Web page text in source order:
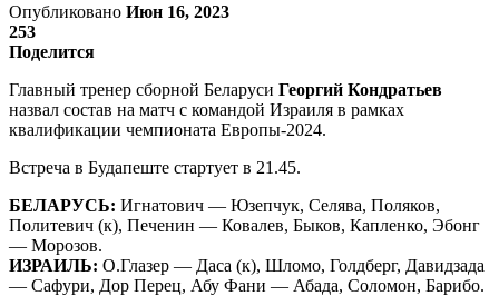
Опубликовано Июн 16, 2023
253
Поделится
Главный тренер сборной Беларуси Георгий Кондратьев
назвал состав на матч с командой Израиля в рамках
квалификации чемпионата Европы-2024.
Встреча в Будапеште стартует в 21.45.
БЕЛАРУСЬ: Игнатович — Юзепчук, Селява, Поляков,
Политевич (к), Печенин — Ковалев, Быков, Капленко, Эбонг
— Морозов.
ИЗРАИЛЬ: О.Глазер — Даса (к), Шломо, Голдберг, Давидзада
— Сафури, Дор Перец, Абу Фани — Абада, Соломон, Барибо.